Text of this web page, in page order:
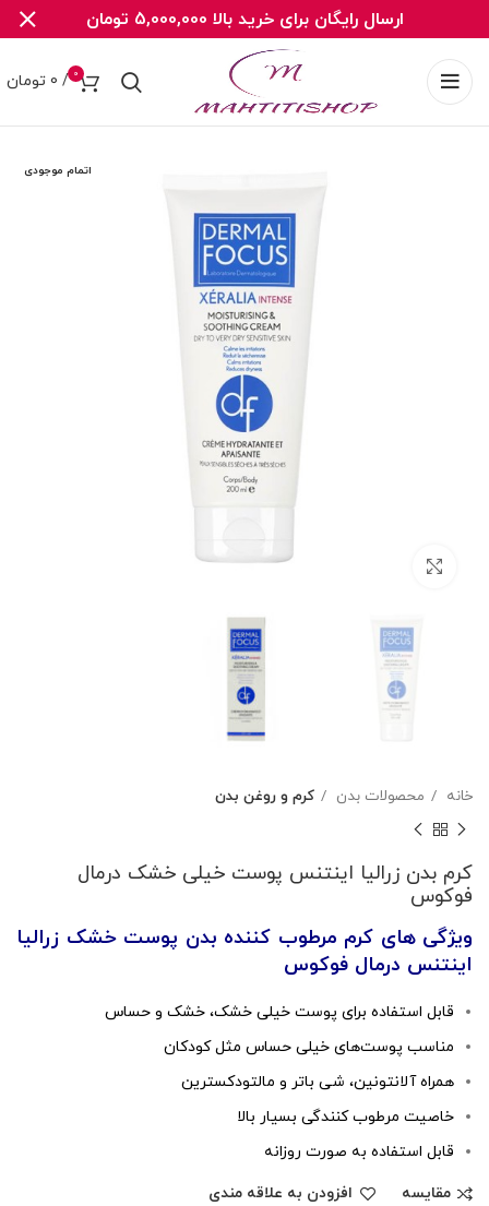
0
/
0 تومان
اتمام موجودی
خانه محصولات بدن کرم و روغن بدن
کرم بدن زرالیا اینتنس پوست خیلی خشک درمال
فوکوس
ویژگی های کرم مرطوب کننده بدن پوست خشک زرالیا
اینتنس درمال فوکوس
قابل استفاده برای پوست خیلی خشک، خشک و حساس
مناسب پوست‌های خیلی حساس مثل کودکان
همراه آلانتونین، شی باتر و مالتودکسترین
خاصیت مرطوب کنندگی بسیار بالا
قابل استفاده به صورت روزانه
مقایسه
افزودن به علاقه مندی
ارسال رایگان برای خرید بالا 5,000,000 تومان